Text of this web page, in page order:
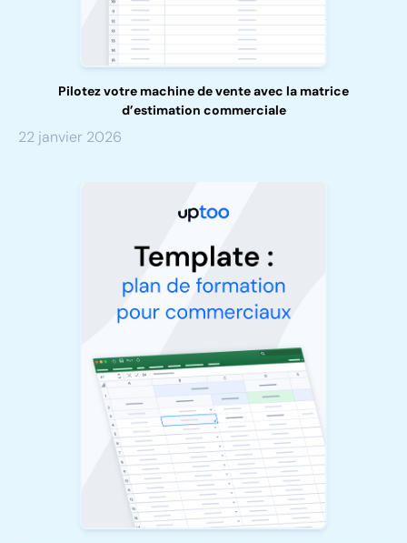
Pilotez votre machine de vente avec la matrice
d’estimation commerciale
22 janvier 2026